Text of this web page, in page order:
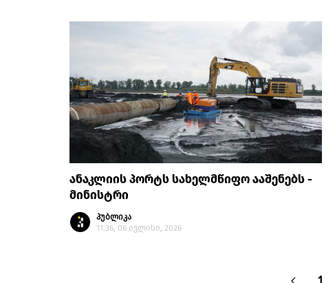
ანაკლიის პორტს სახელმწიფო ააშენებს -
მინისტრი
პუბლიკა
11:36, 06 ივლისი, 2026
1